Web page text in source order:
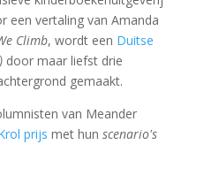
een vertaling van Amanda
Climb, wordt een Duitse
door maar liefst drie
gemaakt.
van Meander
prijs met hun scenario's